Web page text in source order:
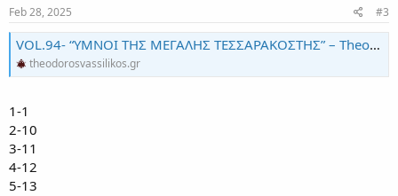
Ο φάκελος εμφανίζεται κάτω από τον τίτλο "Βυζαντινή
άλμπουμ?!
s
Feb 28, 2025 #3
VOL.94- “ΥΜΝΟΙ ΤΗΣ ΜΕΓΑΛΗΣ ΤΕΣΣΑΡΑΚΟΣΤΗΣ” – Theodoros Vassilikos
theodorosvassilikos.gr
1-1
2-10
3-11
4-12
5-13